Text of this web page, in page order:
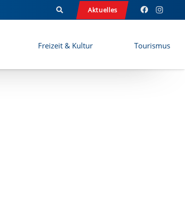
Aktuelles
Freizeit & Kultur Tourismus